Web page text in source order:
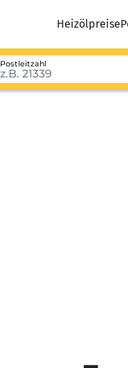
Heizölpreise
Postleitzahl